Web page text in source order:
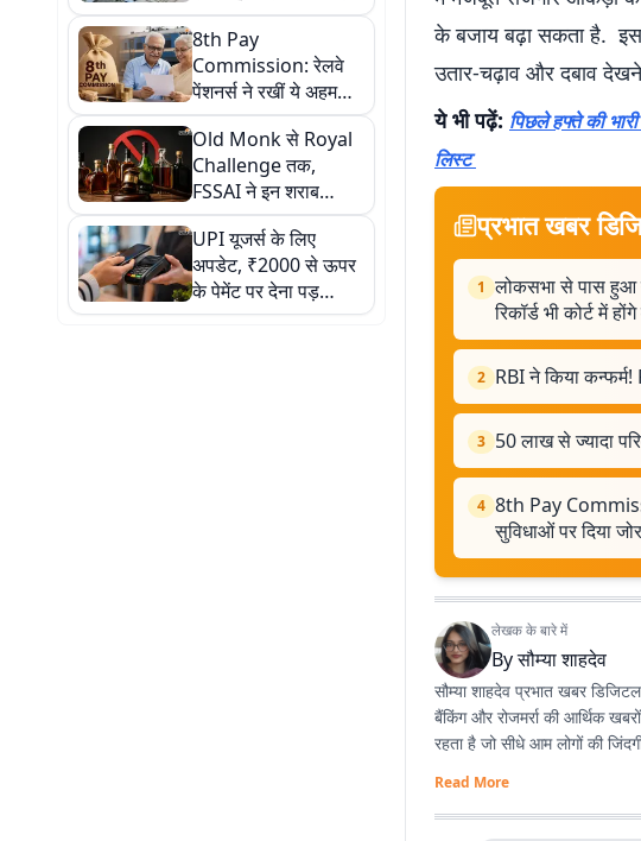
8th Pay
Commission: रेलवे
पेंशनर्स ने रखीं ये अहम
मांगें, न्यूनतम वेतन, पेंशन
और मेडिकल सुविधाओं पर
दिया जोर
Old Monk से Royal
Challenge तक,
FSSAI ने इन शराब
ब्रांड्स पर लिया एक्शन
UPI यूजर्स के लिए
अपडेट, ₹2000 से ऊपर
के पेमेंट पर देना पड़
सकता है चार्ज
के बजाय बढ़ा सकता है.
उतार-चढ़ाव और दबाव
ये भी पढ़ें: पिछले हफ्ते की
लिस्ट
प्रभात खबर
1 लोकसभा से पास
रिकॉर्ड भी कोर्ट में
2 RBI ने किया
3 50 लाख से ज्यादा
4 8th Pay
सुविधाओं पर दिया जोर
लेखक के बारे में
Byसौम्या शाहदेव
सौम्या शाहदेव प्रभात खबर
बैंकिंग और रोजमर्रा की आर्थिक
रहता है जो सीधे आम लोगों की
Read More